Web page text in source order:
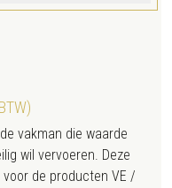
vakman die waarde
wil vervoeren. Deze
de producten VE /